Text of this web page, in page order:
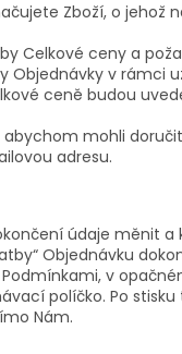
Zboží, o jehož
Celkové ceny a
v rámci
ceně budou
mohli
adresu.
údaje měnit
Objednávku
v
políčko. Po
Nám.